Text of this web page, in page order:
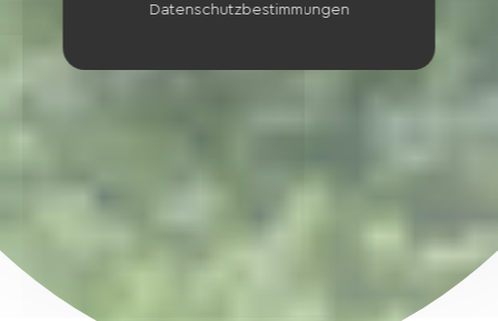
Datenschutzbestimmungen